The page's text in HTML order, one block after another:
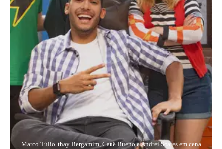
Marco Túlio, thay Bergamim, Cauê Bueno e Andrei Soares em cena